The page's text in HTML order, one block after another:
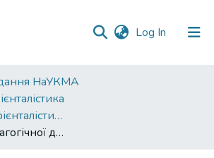
Log In (current)
НаУКМА
Українська Орієнталістика. Випуск 1, 2006
Розвиток педагогічної думки в Японії після революції Мейдзі (кінець ХІХ - перша половина ХХ ст.)